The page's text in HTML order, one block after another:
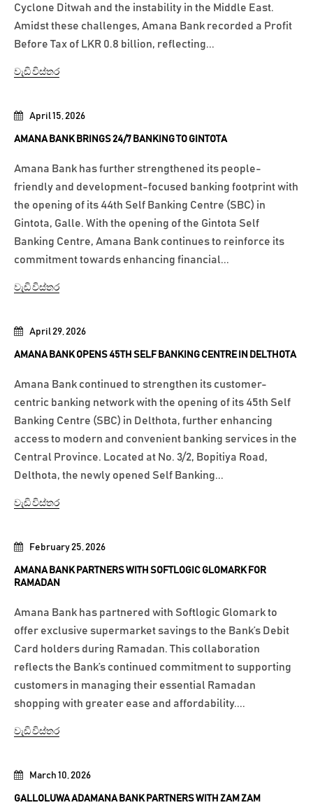
March 10, 2026
GALLOLUWA ADAMANA BANK PARTNERS WITH ZAM ZAM
February 25, 2026
AMANA BANK PARTNERS WITH SOFTLOGIC GLOMARK FOR
RAMADAN
Amana Bank has partnered with Softlogic Glomark to
offer exclusive supermarket savings to the Bank’s Debit
Card holders during Ramadan. This collaboration
reflects the Bank’s continued commitment to supporting
customers in managing their essential Ramadan
shopping with greater ease and affordability....
වැඩි විස්තර
April 29, 2026
AMANA BANK OPENS 45TH SELF BANKING CENTRE IN DELTHOTA
Amana Bank continued to strengthen its customer-
centric banking network with the opening of its 45th Self
Banking Centre (SBC) in Delthota, further enhancing
access to modern and convenient banking services in the
Central Province. Located at No. 3/2, Bopitiya Road,
Delthota, the newly opened Self Banking...
වැඩි විස්තර
April 15, 2026
AMANA BANK BRINGS 24/7 BANKING TO GINTOTA
Amana Bank has further strengthened its people-
friendly and development-focused banking footprint with
the opening of its 44th Self Banking Centre (SBC) in
Gintota, Galle. With the opening of the Gintota Self
Banking Centre, Amana Bank continues to reinforce its
commitment towards enhancing financial...
වැඩි විස්තර
Cyclone Ditwah and the instability in the Middle East.
Amidst these challenges, Amana Bank recorded a Profit
Before Tax of LKR 0.8 billion, reflecting...
වැඩි විස්තර